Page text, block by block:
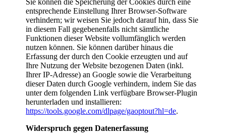
entsprechende Einstellung Ihrer Browser-Software
verhindern; wir weisen Sie jedoch darauf hin, dass Sie
in diesem Fall gegebenenfalls nicht sämtliche
Funktionen dieser Website vollumfänglich werden
nutzen können. Sie können darüber hinaus die
Erfassung der durch den Cookie erzeugten und auf
Ihre Nutzung der Website bezogenen Daten (inkl.
Ihrer IP-Adresse) an Google sowie die Verarbeitung
dieser Daten durch Google verhindern, indem Sie das
unter dem folgenden Link verfügbare Browser-Plugin
herunterladen und installieren:
https://tools.google.com/dlpage/gaoptout?hl=de.
Widerspruch gegen Datenerfassung